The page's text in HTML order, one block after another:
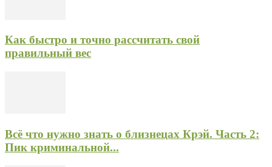
Как быстро и точно рассчитать свой
правильный вес
Всё что нужно знать о близнецах Крэй. Часть 2:
Пик криминальной...